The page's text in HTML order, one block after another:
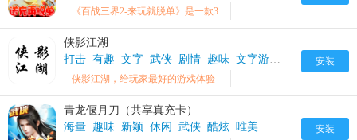
《百战三界2-来玩就脱单》是一款3D画质，极致特效的MMO手游
安装
侠影江湖
打击 有趣 文字 武侠 剧情 趣味 文字游戏
侠影江湖，给玩家最好的游戏体验
安装
青龙偃月刀（共享真充卡）
海量 趣味 新颖 休闲 武侠 酷炫 唯美 江湖 休闲玩法